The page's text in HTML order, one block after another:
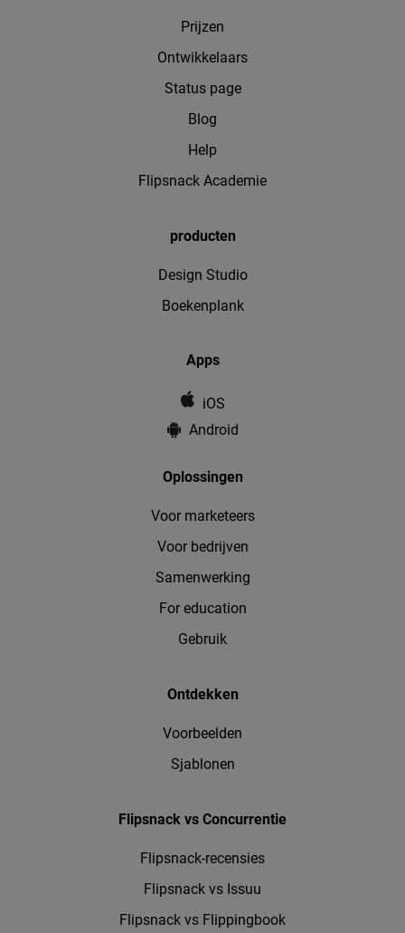
Prijzen
Ontwikkelaars
Status page
Blog
Help
Flipsnack Academie
producten
Design Studio
Boekenplank
Apps
iOS
Android
Oplossingen
Voor marketeers
Voor bedrijven
Samenwerking
For education
Gebruik
Ontdekken
Voorbeelden
Sjablonen
Flipsnack vs Concurrentie
Flipsnack-recensies
Flipsnack vs Issuu
Flipsnack vs Flippingbook